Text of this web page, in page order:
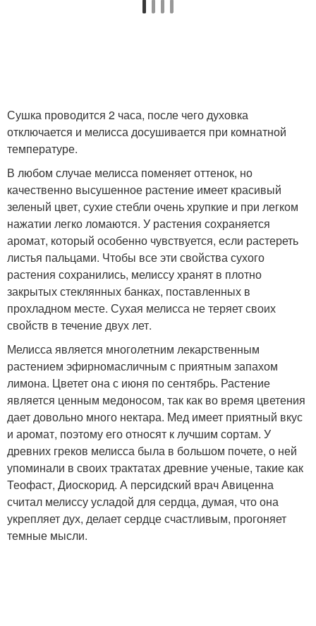
Сушка проводится 2 часа, после чего духовка
отключается и мелисса досушивается при комнатной
температуре.
В любом случае мелисса поменяет оттенок, но
качественно высушенное растение имеет красивый
зеленый цвет, сухие стебли очень хрупкие и при легком
нажатии легко ломаются. У растения сохраняется
аромат, который особенно чувствуется, если растереть
листья пальцами. Чтобы все эти свойства сухого
растения сохранились, мелиссу хранят в плотно
закрытых стеклянных банках, поставленных в
прохладном месте. Сухая мелисса не теряет своих
свойств в течение двух лет.
Мелисса является многолетним лекарственным
растением эфирномасличным с приятным запахом
лимона. Цветет она с июня по сентябрь. Растение
является ценным медоносом, так как во время цветения
дает довольно много нектара. Мед имеет приятный вкус
и аромат, поэтому его относят к лучшим сортам. У
древних греков мелисса была в большом почете, о ней
упоминали в своих трактатах древние ученые, такие как
Теофаст, Диоскорид. А персидский врач Авиценна
считал мелиссу усладой для сердца, думая, что она
укрепляет дух, делает сердце счастливым, прогоняет
темные мысли.